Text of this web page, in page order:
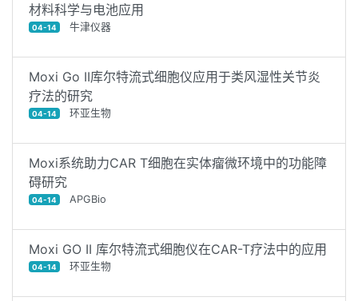
材料科学与电池应用
04-14 牛津仪器
Moxi Go II库尔特流式细胞仪应用于类风湿性关节炎
疗法的研究
04-14 环亚生物
Moxi系统助力CAR T细胞在实体瘤微环境中的功能障
碍研究
04-14 APGBio
Moxi GO II 库尔特流式细胞仪在CAR-T疗法中的应用
04-14 环亚生物